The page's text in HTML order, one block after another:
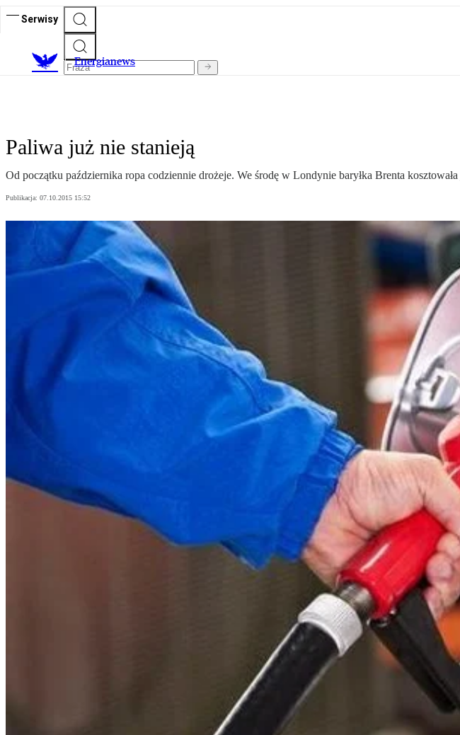
Serwisy
Energianews
Paliwa już nie stanieją
Od początku października ropa codziennie drożeje. We środę w Londynie baryłka Brenta
Publikacja: 07.10.2015 15:52